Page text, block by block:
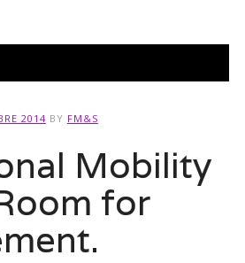
2014 BY FM&S
Mobility
for